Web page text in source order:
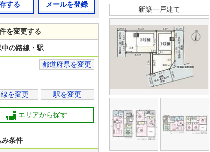
新築一戸建て
する
メールを登録
を変更する
中の路線・駅
都道府県を変更
線を変更
駅を変更
エリアから探す
み条件